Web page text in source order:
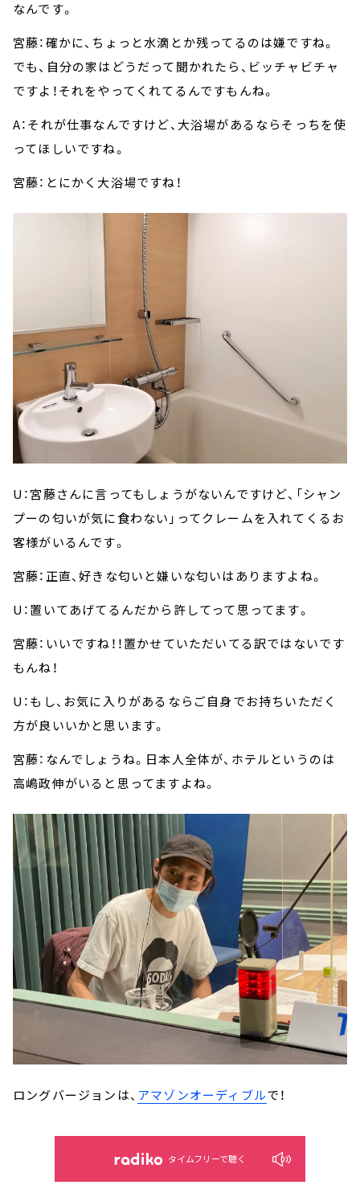
なんです。
宮藤：確かに、ちょっと水滴とか残ってるのは嫌ですね。
でも、自分の家はどうだって聞かれたら、ビッチャビチャ
ですよ！それをやってくれてるんですもんね。
A：それが仕事なんですけど、大浴場があるならそっちを使
ってほしいですね。
宮藤：とにかく大浴場ですね！
U：宮藤さんに言ってもしょうがないんですけど、「シャン
プーの匂いが気に食わない」ってクレームを入れてくるお
客様がいるんです。
宮藤：正直、好きな匂いと嫌いな匂いはありますよね。
U：置いてあげてるんだから許してって思ってます。
宮藤：いいですね！！置かせていただいてる訳ではないです
もんね！
U：もし、お気に入りがあるならご自身でお持ちいただく
方が良いいかと思います。
宮藤：なんでしょうね。日本人全体が、ホテルというのは
高嶋政伸がいると思ってますよね。
ロングバージョンは、 アマゾンオーディブルで！
タイムフリーで聴く